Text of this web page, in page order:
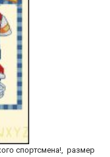
спортсмена!, размер